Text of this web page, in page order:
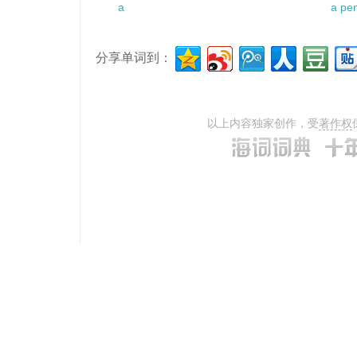
a a
分享单词到：
以上内容独家创作，受著作权